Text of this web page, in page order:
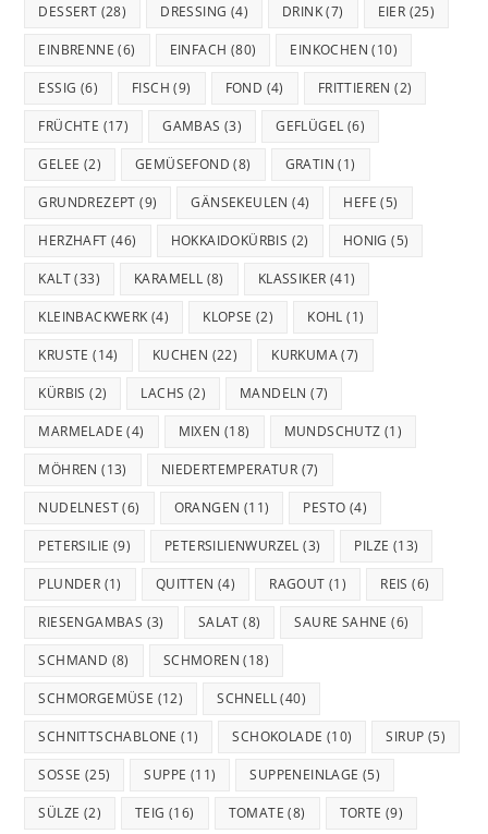
DESSERT (28) DRESSING (4) DRINK(7) EIER (25)
EINBRENNE (6) EINFACH (80) EINKOCHEN (10)
ESSIG (6) FISCH (9) FOND (4) FRITTIEREN (2)
FRÜCHTE (17) GAMBAS (3) GEFLÜGEL (6)
GELEE (2) GEMÜSEFOND (8) GRATIN (1)
GRUNDREZEPT (9) GÄNSEKEULEN (4) HEFE (5)
HERZHAFT (46) HOKKAIDOKÜRBIS (2) HONIG (5)
KALT(33) KARAMELL (8) KLASSIKER (41)
KLEINBACKWERK (4) KLOPSE (2) KOHL (1)
KRUSTE (14) KUCHEN (22) KURKUMA(7)
KÜRBIS (2) LACHS (2) MANDELN (7)
MARMELADE (4) MIXEN (18) MUNDSCHUTZ (1)
MÖHREN (13) NIEDERTEMPERATUR (7)
NUDELNEST(6) ORANGEN (11) PESTO (4)
PETERSILIE (9) PETERSILIENWURZEL (3) PILZE (13)
PLUNDER (1) QUITTEN (4) RAGOUT (1) REIS (6)
RIESENGAMBAS (3) SALAT (8) SAURE SAHNE (6)
SCHMAND (8) SCHMOREN (18)
SCHMORGEMÜSE (12) SCHNELL(40)
SCHNITTSCHABLONE (1) SCHOKOLADE (10) SIRUP (5)
SOSSE (25) SUPPE (11) SUPPENEINLAGE (5)
SÜLZE (2) TEIG (16) TOMATE (8) TORTE (9)